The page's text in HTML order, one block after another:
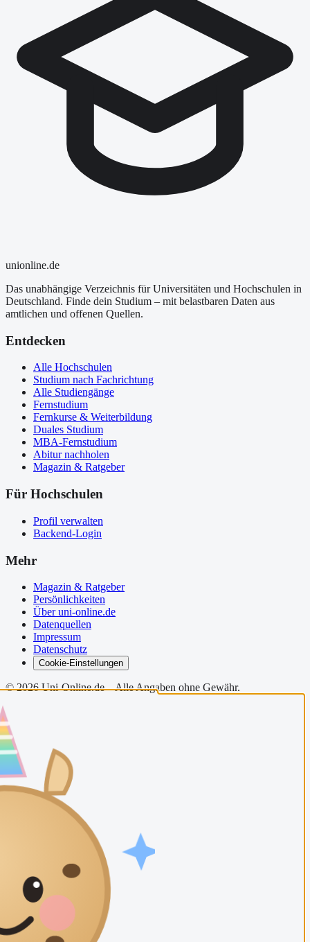
unionline.de
Das unabhängige Verzeichnis für Universitäten und Hochschulen in
Deutschland. Finde dein Studium – mit belastbaren Daten aus
amtlichen und offenen Quellen.
Entdecken
Alle Hochschulen
Studium nach Fachrichtung
Alle Studiengänge
Fernstudium
Fernkurse & Weiterbildung
Duales Studium
MBA-Fernstudium
Abitur nachholen
Magazin & Ratgeber
Für Hochschulen
Profil verwalten
Backend-Login
Mehr
Magazin & Ratgeber
Persönlichkeiten
Über uni-online.de
Datenquellen
Impressum
Datenschutz
Cookie-Einstellungen
©2026Uni-Online.de – Alle Angaben ohne Gewähr.